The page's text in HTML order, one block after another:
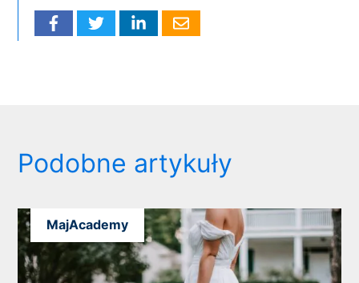
Podobne artykuły
MajAcademy